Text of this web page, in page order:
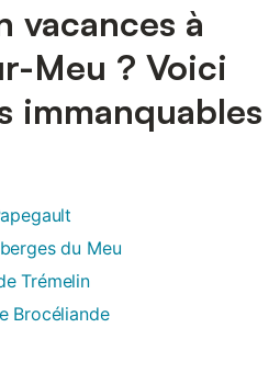
vacances à
Meu ? Voici
immanquables
du Meu
Trémelin
Brocéliande